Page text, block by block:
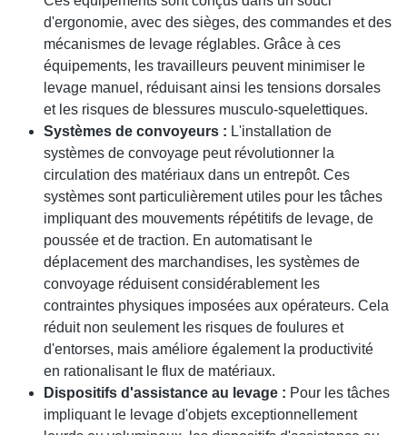
d'ergonomie, avec des sièges, des commandes et des
mécanismes de levage réglables. Grâce à ces
équipements, les travailleurs peuvent minimiser le
levage manuel, réduisant ainsi les tensions dorsales
et les risques de blessures musculo-squelettiques.
Systèmes de convoyeurs : L'installation de
systèmes de convoyage peut révolutionner la
circulation des matériaux dans un entrepôt. Ces
systèmes sont particulièrement utiles pour les tâches
impliquant des mouvements répétitifs de levage, de
poussée et de traction. En automatisant le
déplacement des marchandises, les systèmes de
convoyage réduisent considérablement les
contraintes physiques imposées aux opérateurs. Cela
réduit non seulement les risques de foulures et
d'entorses, mais améliore également la productivité
en rationalisant le flux de matériaux.
Dispositifs d'assistance au levage : Pour les tâches
impliquant le levage d'objets exceptionnellement